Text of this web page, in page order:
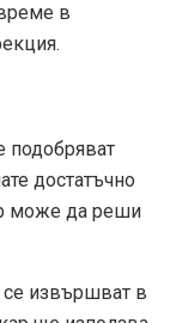
в
подобряват
достатъчно
може да реши
се извършват в